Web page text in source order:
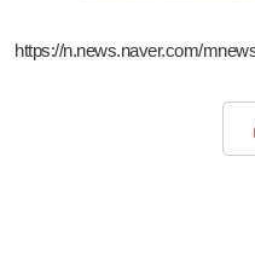
https://n.news.naver.com/